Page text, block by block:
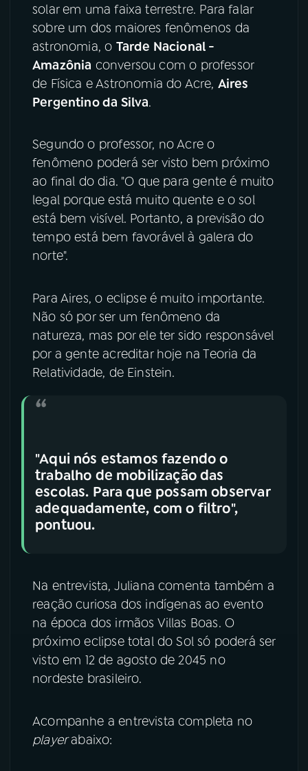
YouTube Facebook
Instagram X
TikTok
solar em uma faixa terrestre. Para falar
sobre um dos maiores fenômenos da
astronomia, o Tarde Nacional -
Amazônia conversou com o professor
de Física e Astronomia do Acre, Aires
Pergentino da Silva.
Segundo o professor, no Acre o
fenômeno poderá ser visto bem próximo
ao final do dia. "O que para gente é muito
legal porque está muito quente e o sol
está bem visível. Portanto, a previsão do
tempo está bem favorável à galera do
norte".
Para Aires, o eclipse é muito importante.
Não só por ser um fenômeno da
natureza, mas por ele ter sido responsável
por a gente acreditar hoje na Teoria da
Relatividade, de Einstein.
"Aqui nós estamos fazendo o
trabalho de mobilização das
escolas. Para que possam observar
adequadamente, com o filtro",
pontuou.
Na entrevista, Juliana comenta também a
reação curiosa dos indígenas ao evento
na época dos irmãos Villas Boas. O
próximo eclipse total do Sol só poderá ser
visto em 12 de agosto de 2045 no
nordeste brasileiro.
Acompanhe a entrevista completa no
playerabaixo: